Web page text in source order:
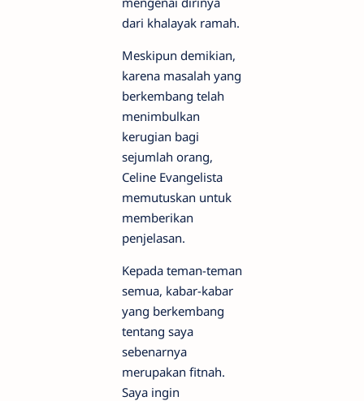
dari khalayak ramah.
Meskipun demikian,
karena masalah yang
berkembang telah
menimbulkan
kerugian bagi
sejumlah orang,
Celine Evangelista
memutuskan untuk
memberikan
penjelasan.
Kepada teman-teman
semua, kabar-kabar
yang berkembang
tentang saya
sebenarnya
merupakan fitnah.
Saya ingin